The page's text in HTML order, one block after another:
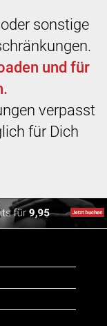
sonstige
und für
verpasst
für Dich